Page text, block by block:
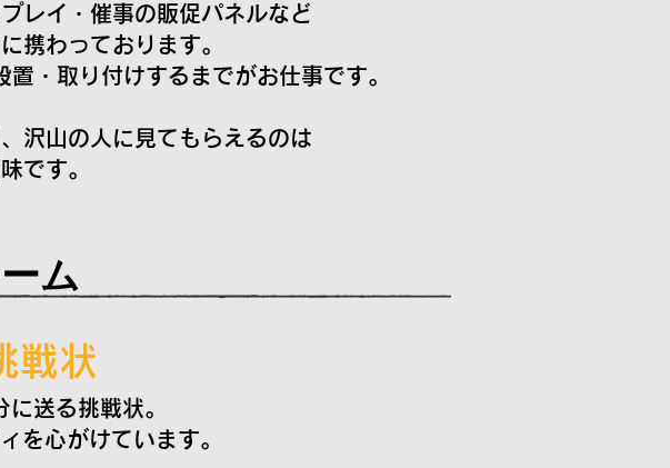
レイ・催事の販促パネルなど
携わっております。
・取り付けするまでがお仕事です。
沢山の人に見てもらえるのは
です。
ム
戦状
送る挑戦状。
を心がけています。